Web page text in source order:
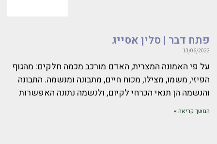
פתח דבר | סלין אסייג
13/06/2022
על פי האמונה המצרית, האדם מורכב מכמה חלקים: מהגוף
הפיזי, משמו, מצילו, מכוח חיים, מתבונה ומנשמה. התבונה
והנשמה הן תנאי הכרחי לקיום, ולנשמה נתונה האפשרות
המשך קריאה »